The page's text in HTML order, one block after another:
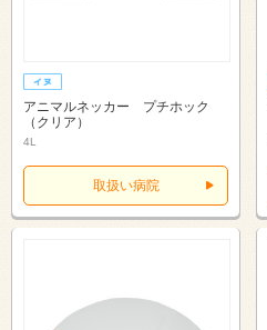
アニマルネッカー プチホック
（クリア）
4L
取扱い病院